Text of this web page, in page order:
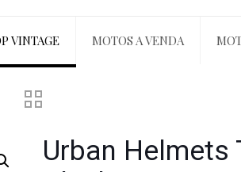
VINTAGE MOTOS A VENDA
Urban Helmets